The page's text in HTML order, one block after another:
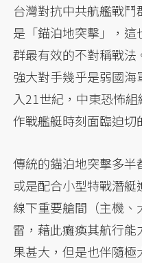
台灣對抗中共航艦戰
是「錨泊地突擊」，
群最有效的不對稱戰
強大對手幾乎是弱國
入21世紀，中東恐怖
作戰艦艇時刻面臨迫切
傳統的錨泊地突擊多半
或是配合小型特戰潛
線下重要艙間（主機
雷，藉此癱瘓其航行
果甚大，但是也伴隨